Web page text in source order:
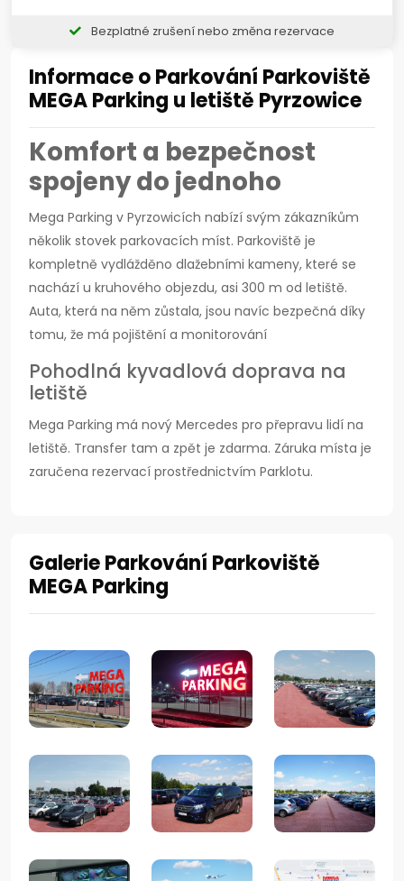
Informace o Parkování Parkoviště
MEGA Parking u letiště Pyrzowice
Komfort a bezpečnost
spojeny do jednoho
Mega Parking v Pyrzowicích nabízí svým zákazníkům
několik stovek parkovacích míst. Parkoviště je
kompletně vydlážděno dlažebními kameny, které se
nachází u kruhového objezdu, asi 300 m od letiště.
Auta, která na něm zůstala, jsou navíc bezpečná díky
tomu, že má pojištění a monitorování
Pohodlná kyvadlová doprava na
letiště
Mega Parking má nový Mercedes pro přepravu lidí na
letiště. Transfer tam a zpět je zdarma. Záruka místa je
zaručena rezervací prostřednictvím Parklotu.
Galerie Parkování Parkoviště
MEGA Parking
Bezplatné zrušení nebo změna rezervace